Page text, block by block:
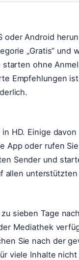
oder Android
„Gratis” und
ohne
Empfehlungen
HD. Einige
App oder rufen
Sender und
allen
sieben Tage
Mediathek
Sie nach der
viele Inhalte